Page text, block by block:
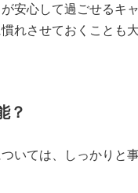
安心して過ごせるキ
れさせておくことも
？
いては、しっかりと